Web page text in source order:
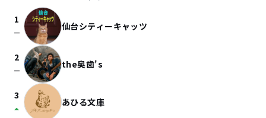
1
check_indeterminate_small 仙台シティーキャッツ
2
check_indeterminate_small the奥歯's
3
arrow_drop_up あひる文庫